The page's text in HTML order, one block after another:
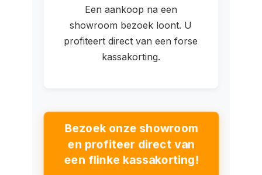
Een aankoop na een
showroom bezoek loont. U
profiteert direct van een forse
kassakorting.
Bezoek onze showroom
en profiteer direct van
een flinke kassakorting!